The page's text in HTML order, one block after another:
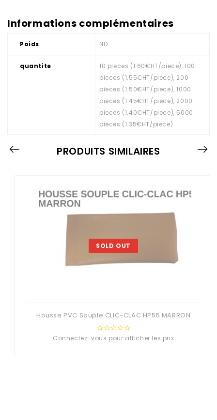
Informations complémentaires
Poids ND
quantite
10 pieces (1.60€HT/piece), 100
pieces (1.55€HT/piece), 200
pieces (1.50€HT/piece), 1000
pieces (1.45€HT/piece), 2000
pieces (1.40€HT/piece), 5000
pieces (1.35€HT/piece)
PRODUITS SIMILAIRES
SOLD OUT
Housse PVC Souple CLIC-CLAC HP55 MARRON
0
Connectez-vous pour afficher les prix